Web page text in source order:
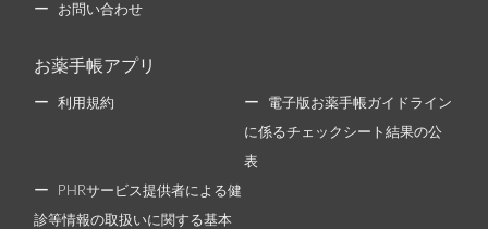
お問い合わせ
お薬手帳アプリ
利用規約 電子版お薬手帳ガイドライン
に係るチェックシート結果の公
表
PHRサービス提供者による健
診等情報の取扱いに関する基本